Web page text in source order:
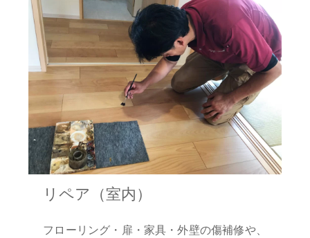
リペア（室内）
フローリング・扉・家具・外壁の傷補修や、